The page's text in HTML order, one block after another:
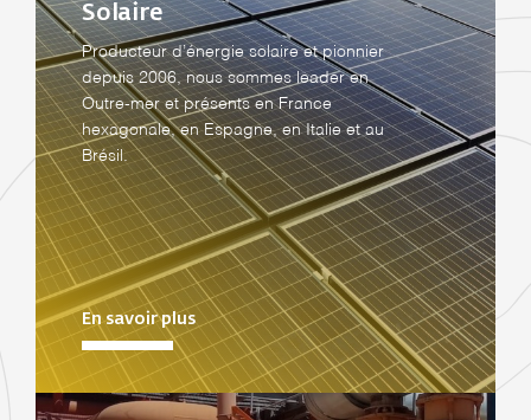
Solaire
Producteur d’énergie solaire et pionnier
depuis 2006, nous sommes leader en
Outre-mer et présents en France
hexagonale, en Espagne, en Italie et au
Brésil.
En savoir plus